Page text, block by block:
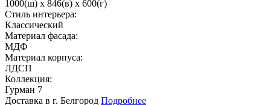
1000(ш) x 846(в) x 600(г)
Стиль интерьера:
Классический
Материал фасада:
МДФ
Материал корпуса:
ЛДСП
Коллекция:
Гурман 7
Доставка в г. Белгород Подробнее